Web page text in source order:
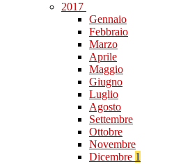
2017
Gennaio
Febbraio
Marzo
Aprile
Maggio
Giugno
Luglio
Agosto
Settembre
Ottobre
Novembre
Dicembre 1